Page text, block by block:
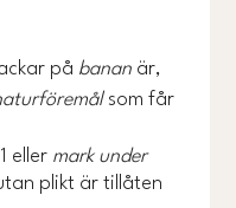
på banan är,
som får
eller mark under
plikt är tillåten